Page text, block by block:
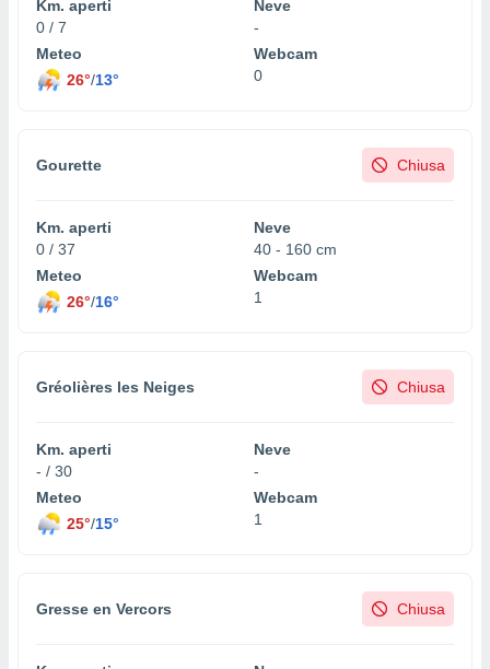
Km. aperti
0 / 7
Neve
-
Meteo
26°/13°
Webcam
0
Gourette Chiusa
Km. aperti
0 / 37
Neve
40 - 160 cm
Meteo
26°/16°
Webcam
1
Gréolières les Neiges Chiusa
Km. aperti
- / 30
Neve
-
Meteo
25°/15°
Webcam
1
Gresse en Vercors Chiusa